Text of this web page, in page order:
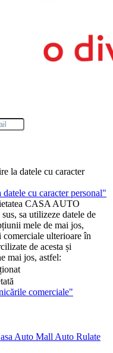
la datele cu caracter
cu caracter personal"
CASA AUTO
sa utilizeze datele de
mele de mai jos,
ulterioare în
de acesta și
mai jos, astfel:
comerciale"
Auto Mall Auto Rulate